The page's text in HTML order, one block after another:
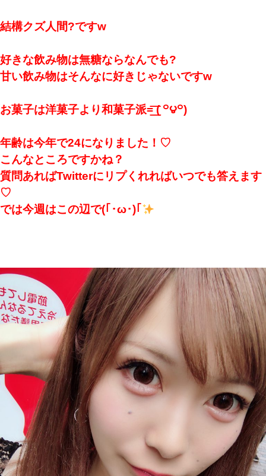
結構クズ人間?ですw
好きな飲み物は無糖ならなんでも?
甘い飲み物はそんなに好きじゃないですw
お菓子は洋菓子より和菓子派=͟͟͞͞ ( ꒪౪꒪)
年齢は今年で24になりました！♡
こんなところですかね？
質問あればTwitterにリプくれればいつでも答えます
♡
では今週はこの辺で(｢･ω･)｢